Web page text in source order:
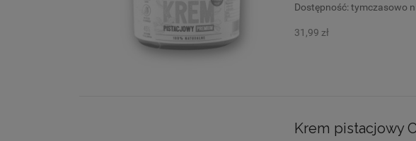
Dostępność:tymczasowo
31,99 zł
Krem pistacjowy